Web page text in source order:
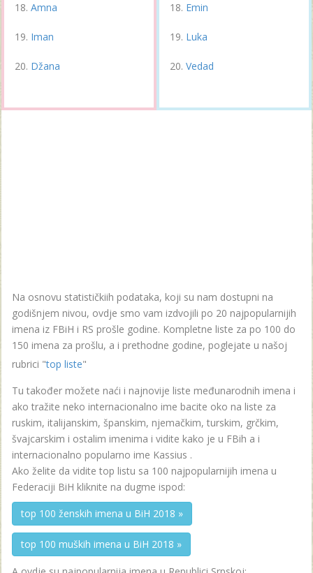
Amna
Iman
Džana
Emin
Luka
Vedad
Na osnovu statističkiih podataka, koji su nam dostupni na
godišnjem nivou, ovdje smo vam izdvojili po 20 najpopularnijih
imena iz FBiH i RS prošle godine. Kompletne liste za po 100 do
150 imena za prošlu, a i prethodne godine, poglejate u našoj
rubrici "top liste"
Tu također možete naći i najnovije liste međunarodnih imena i
ako tražite neko internacionalno ime bacite oko na liste za
ruskim, italijanskim, španskim, njemačkim, turskim, grčkim,
švajcarskim i ostalim imenima i vidite kako je u FBih a i
internacionalno popularno ime Kassius .
Ako želite da vidite top listu sa 100 najpopularnijih imena u
Federaciji BiH kliknite na dugme ispod:
top 100 ženskih imena u BiH 2018 »
top 100 muških imena u BiH 2018 »